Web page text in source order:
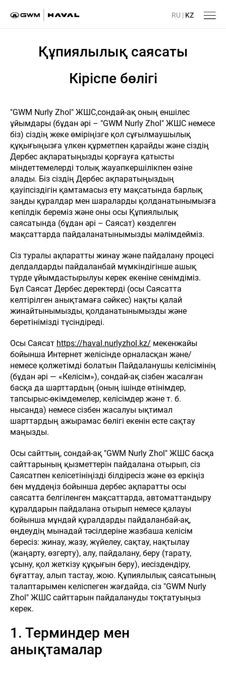
RU | KZ
Құпиялылық саясаты
Кіріспе бөлігі
"GWM Nurly Zhol" ЖШС,сондай-ақ оның еншілес
ұйымдары (бұдан әрі – "GWM Nurly Zhol" ЖШС немесе
біз) сіздің жеке өміріңізге қол сұғылмаушылық
құқығыңызға үлкен құрметпен қарайды және сіздің
Дербес ақпаратыңызды қорғауға қатысты
міндеттемелерді толық жауапкершілікпен өзіне
алады. Біз сіздің Дербес ақпаратыңыздың
қауіпсіздігін қамтамасыз ету мақсатында барлық
заңды құралдар мен шараларды қолданатынымызға
кепілдік береміз және оны осы Құпиялылық
саясатында (бұдан әрі – Саясат) көзделген
мақсаттарда пайдаланатынымызды мәлімдейміз.
Сіз туралы ақпаратты жинау және пайдалану процесі
делдалдарды пайдаланбай мүмкіндігінше ашық
түрде ұйымдастырылуы керек екеніне сенімдіміз.
Бұл Саясат Дербес деректерді (осы Саясатта
келтірілген анықтамаға сәйкес) нақты қалай
жинайтынымызды, қолданатынымызды және
беретінімізді түсіндіреді.
Осы Саясат https://haval.nurlyzhol.kz/ мекенжайы
бойынша Интернет желісінде орналасқан және/
немесе қолжетімді болатын Пайдаланушы келісімінің
(бұдан әрі — «Келісім»), сондай-ақ сізбен жасалған
басқа да шарттардың (оның ішінде өтінімдер,
тапсырыс-өкімдемелер, келісімдер және т. б.
нысанда) немесе сізбен жасалуы ықтимал
шарттардың ажырамас бөлігі екенін есте сақтау
маңызды.
Осы сайттың, сондай-ақ "GWM Nurly Zhol" ЖШС басқа
сайттарының қызметтерін пайдалана отырып, сіз
Саясатпен келісетініңізді білдіресіз және өз еркіңіз
бен мүддеңіз бойынша дербес ақпаратты осы
саясатта белгіленген мақсаттарда, автоматтандыру
құралдарын пайдалана отырып немесе қалауы
бойынша мұндай құралдарды пайдаланбай-ақ,
өңдеудің мынадай тәсілдеріне жазбаша келісім
бересіз: жинау, жазу, жүйелеу, сақтау, нақтылау
(жаңарту, өзгерту), алу, пайдалану, беру (тарату,
ұсыну, қол жеткізу құқығын беру), иесіздендіру,
бұғаттау, алып тастау, жою. Құпиялылық саясатының
талаптарымен келіспеген жағдайда, сіз "GWM Nurly
Zhol" ЖШС сайттарын пайдалануды тоқтатуыңыз
керек.
1. Терминдер мен
анықтамалар